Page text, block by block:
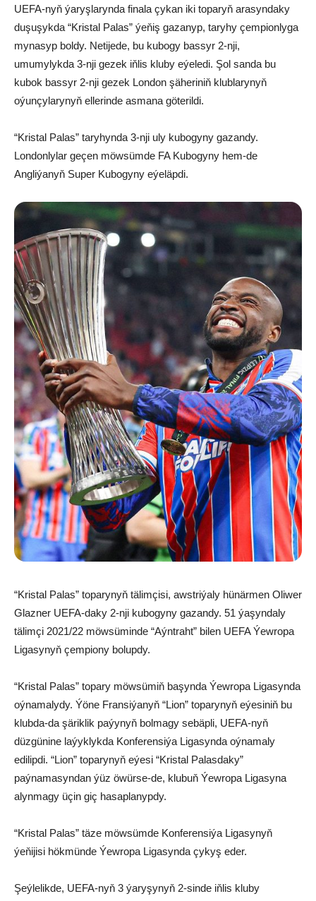
UEFA-nyň ýaryşlarynda finala çykan iki toparyň arasyndaky
duşuşykda “Kristal Palas” ýeňiş gazanyp, taryhy çempionlyga
mynasyp boldy. Netijede, bu kubogy bassyr 2-nji,
umumylykda 3-nji gezek iňlis kluby eýeledi. Şol sanda bu
kubok bassyr 2-nji gezek London şäheriniň klublarynyň
oýunçylarynyň ellerinde asmana göterildi.
“Kristal Palas” taryhynda 3-nji uly kubogyny gazandy.
Londonlylar geçen möwsümde FA Kubogyny hem-de
Angliýanyň Super Kubogyny eýeläpdi.
“Kristal Palas” toparynyň tälimçisi, awstriýaly hünärmen Oliwer
Glazner UEFA-daky 2-nji kubogyny gazandy. 51 ýaşyndaly
tälimçi 2021/22 möwsüminde “Aýntraht” bilen UEFA Ýewropa
Ligasynyň çempiony bolupdy.
“Kristal Palas” topary möwsümiň başynda Ýewropa Ligasynda
oýnamalydy. Ýöne Fransiýanyň “Lion” toparynyň eýesiniň bu
klubda-da şäriklik paýynyň bolmagy sebäpli, UEFA-nyň
düzgünine laýyklykda Konferensiýa Ligasynda oýnamaly
edilipdi. “Lion” toparynyň eýesi “Kristal Palasdaky”
paýnamasyndan ýüz öwürse-de, klubuň Ýewropa Ligasyna
alynmagy üçin giç hasaplanypdy.
“Kristal Palas” täze möwsümde Konferensiýa Ligasynyň
ýeňijisi hökmünde Ýewropa Ligasynda çykyş eder.
Şeýlelikde, UEFA-nyň 3 ýaryşynyň 2-sinde iňlis kluby